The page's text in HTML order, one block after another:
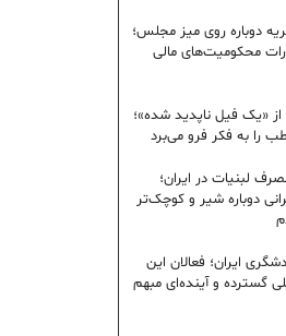
دوباره روی میز مجلس؛
محکومیت‌های مالی
از «یک فیل ناپدید شده»؛
را به فکر فرو می‌برد
لبنیات در ایران؛
دوباره شیر و کوچک‌تر
ایران؛ فعالان این
گسترده و آینده‌ای مبهم